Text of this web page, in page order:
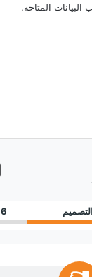
التصميم 6